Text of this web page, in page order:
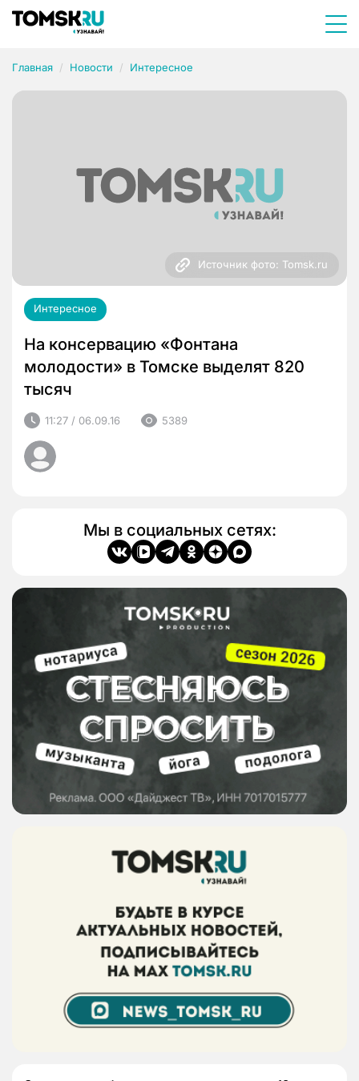
Главная Новости Интересное
Источник фото: Tomsk.ru
Интересное
На консервацию «Фонтана
молодости» в Томске выделят 820
тысяч
11:27 / 06.09.16 5389
Мы в социальных сетях: